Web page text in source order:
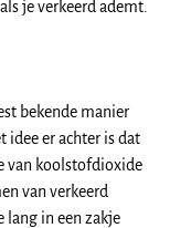
je verkeerd ademt.
bekende manier
idee er achter is dat
van koolstofdioxide
van verkeerd
lang in een zakje